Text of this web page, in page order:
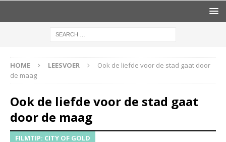
HOME LEESVOER
Ook de liefde voor de stad gaat door
de maag
Ook de liefde voor de stad gaat
door de maag
FILMTIP: CITY OF GOLD